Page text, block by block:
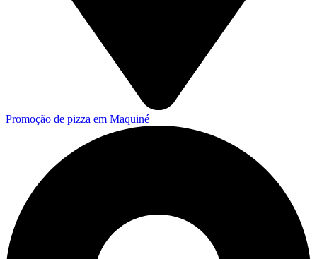
Promoção de pizza em Maquiné